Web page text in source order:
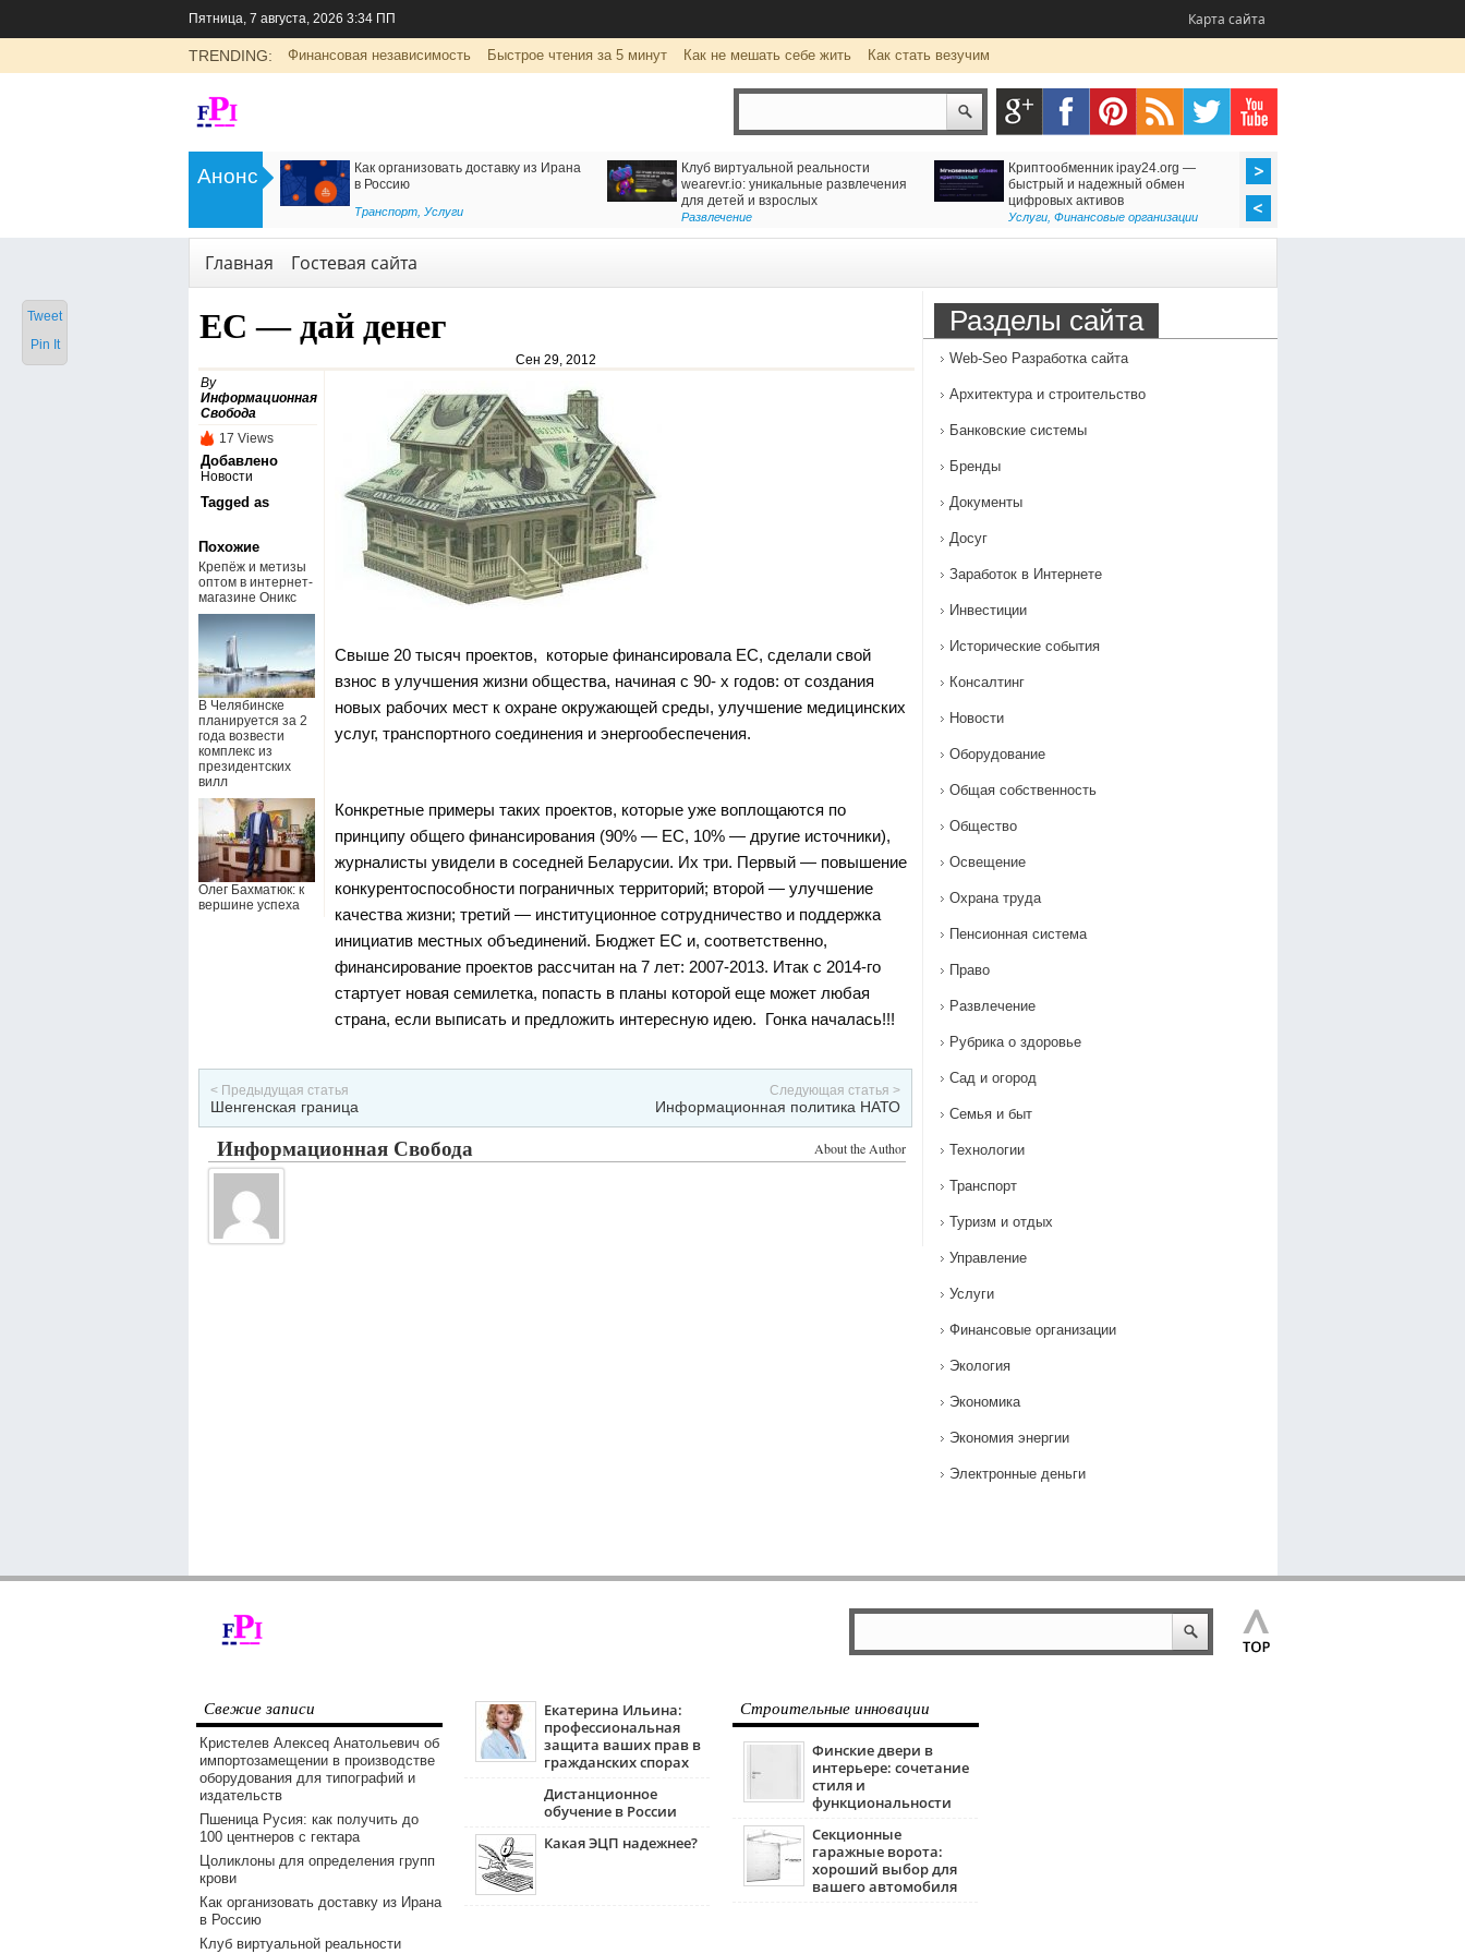
Пятница, 7 августа, 2026 3:34 ПП Карта сайта
TRENDING: Финансовая независимость Быстрое чтения за 5 минут Как не мешать себе жить Как стать везучим
Анонс
Цоликлоны для определения групп
Как организовать доставку из Ирана
в Россию
Транспорт, Услуги
Клуб виртуальной реальности
wearevr.io: уникальные развлечения
для детей и взрослых
Развлечение
Криптообменник ipay24.org —
быстрый и надежный обмен
цифровых активов
Услуги, Финансовые организации
Главная Гостевая сайта
ЕС — дай денег
Сен 29, 2012
By
Информационная
Свобода
17 Views
Добавлено
Новости
Tagged as
Похожие
Крепёж и метизы
оптом в интернет-
магазине Оникс
В Челябинске
планируется за 2
года возвести
комплекс из
президентских
вилл
Олег Бахматюк: к
вершине успеха
Свыше 20 тысяч проектов, которые финансировала ЕС, сделали свой
взнос в улучшения жизни общества, начиная с 90- х годов: от создания
новых рабочих мест к охране окружающей среды, улучшение медицинских
услуг, транспортного соединения и энергообеспечения.
Конкретные примеры таких проектов, которые уже воплощаются по
принципу общего финансирования (90% — ЕС, 10% — другие источники),
журналисты увидели в соседней Беларусии. Их три. Первый — повышение
конкурентоспособности пограничных территорий; второй — улучшение
качества жизни; третий — институционное сотрудничество и поддержка
инициатив местных объединений. Бюджет ЕС и, соответственно,
финансирование проектов рассчитан на 7 лет: 2007-2013. Итак с 2014-го
стартует новая семилетка, попасть в планы которой еще может любая
страна, если выписать и предложить интересную идею. Гонка началась!!!
< Предыдущая статья
Шенгенская граница
Следующая статья >
Информационная политика НАТО
About the Author
Информационная Свобода
Разделы сайта
Web-Seo Разработка сайта
Архитектура и строительство
Банковские системы
Бренды
Документы
Досуг
Заработок в Интернете
Инвестиции
Исторические события
Консалтинг
Новости
Оборудование
Общая собственность
Общество
Освещение
Охрана труда
Пенсионная система
Право
Развлечение
Рубрика о здоровье
Сад и огород
Семья и быт
Технологии
Транспорт
Туризм и отдых
Управление
Услуги
Финансовые организации
Экология
Экономика
Экономия энергии
Электронные деньги
Tweet
Pin It
Свежие записи
Кристелев Алексеq Анатольевич об
импортозамещении в производстве
оборудования для типографий и
издательств
Пшеница Русия: как получить до
100 центнеров с гектара
Цоликлоны для определения групп
крови
Как организовать доставку из Ирана
в Россию
Клуб виртуальной реальности
Екатерина Ильина:
профессиональная
защита ваших прав в
гражданских спорах
Дистанционное
обучение в России
Какая ЭЦП надежнее?
Строительные инновации
Финские двери в
интерьере: сочетание
стиля и
функциональности
Секционные
гаражные ворота:
хороший выбор для
вашего автомобиля